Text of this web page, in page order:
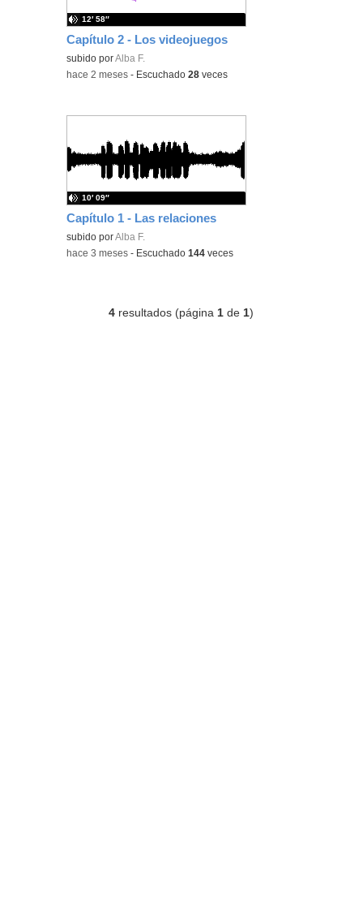
Capítulo 2 - Los videojuegos
subido porAlba F.
12′ 58″
-hace 2 meses - Escuchado28 veces
Capítulo 1 - Las relaciones
subido porAlba F.
10′ 09″
-hace 3 meses - Escuchado144 veces
4 resultados (página 1 de 1)